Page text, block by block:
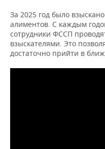
За 2025 год было
алиментов. С каждым
сотрудники ФССП
взыскателями. Это
достаточно прийти в